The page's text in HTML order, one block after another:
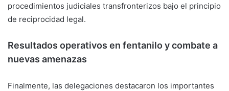
procedimientos judiciales transfronterizos bajo el principio
de reciprocidad legal.
Resultados operativos en fentanilo y combate a
nuevas amenazas
Finalmente, las delegaciones destacaron los importantes